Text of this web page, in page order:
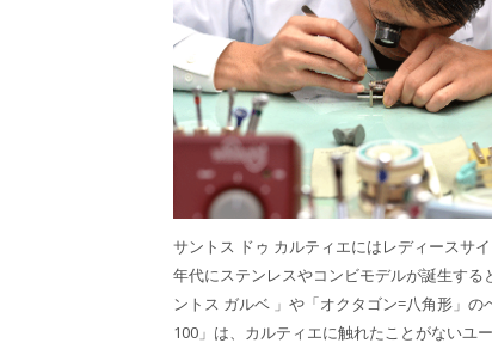
サントス ドゥ カルティエにはレディースサ
年代にステンレスやコンビモデルが誕生す
ントス ガルベ 」や「オクタゴン=八角形」
100」は、カルティエに触れたことがないユ